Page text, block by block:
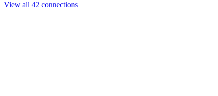
View all 42 connections